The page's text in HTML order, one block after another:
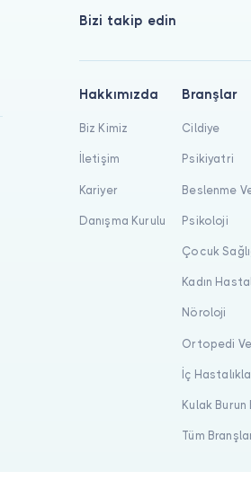
Bizi takip edin
Hakkımızda
Biz Kimiz
İletişim
Kariyer
Danışma Kurulu
Branşlar
Cildiye
Psikiyatri
Beslenme
Psikoloji
Çocuk
Kadın
Nöroloji
Ortopedi
İç
Kulak Burun
Tüm